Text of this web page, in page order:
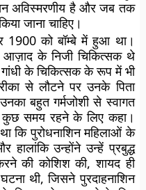
अविस्मरणीय है और जब तक
जाना चाहिए।
को बॉम्बे में हुआ था।
आज़ाद के निजी चिकित्सक थे
के चिकित्सक के रूप में भी
से लौटने पर उनके पिता
बहुत गर्मजोशी से स्वागत
कुछ समय रहने के लिए कहा।
कि पुरोधनाशिन महिलाओं के
उन्होंने उन्हें प्रबुद्ध
की कोशिश की, शायद ही
थी, जिसने पुरदाहनाशिन